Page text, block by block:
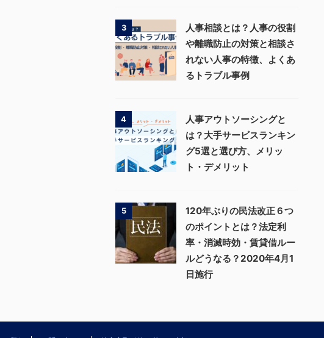
3
人事相談とは？人事の役割
や離職防止の対策と相談さ
れない人事の特徴、よくあ
るトラブル事例
4
人事アウトソーシングと
は？大手サービスランキン
グ5選と選び方、メリッ
ト・デメリット
5
120年ぶりの民法改正６つ
のポイントとは？法定利
率・消滅時効・賃貸借ルー
ルどうなる？2020年4月1
日施行